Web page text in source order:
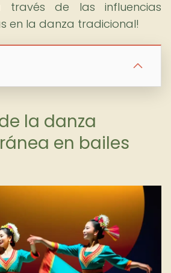
través de las influencias
en la danza tradicional!
la danza
en bailes